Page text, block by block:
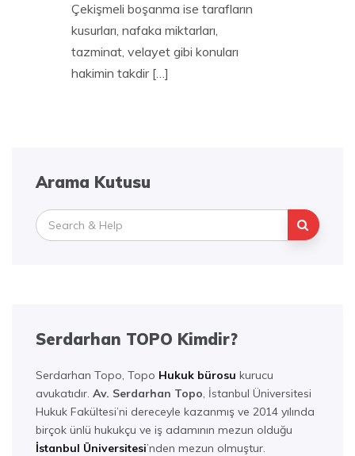
Çekişmeli boşanma ise tarafların
kusurları, nafaka miktarları,
tazminat, velayet gibi konuları
hakimin takdir […]
Arama Kutusu
Search
for:
Serdarhan TOPO Kimdir?
Serdarhan Topo, Topo Hukuk bürosu kurucu
avukatıdır. Av. Serdarhan Topo, İstanbul Üniversitesi
Hukuk Fakültesi’ni dereceyle kazanmış ve 2014 yılında
birçok ünlü hukukçu ve iş adamının mezun olduğu
İstanbul Üniversitesi’nden mezun olmuştur.